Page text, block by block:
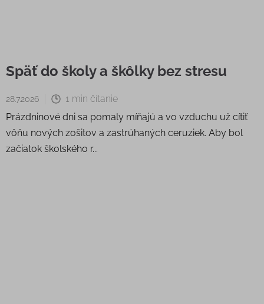
Späť do školy a škôlky bez stresu
28.7.2026
1 min čítanie
Prázdninové dni sa pomaly míňajú a vo vzduchu už cítiť
vôňu nových zošitov a zastrúhaných ceruziek. Aby bol
začiatok školského r...